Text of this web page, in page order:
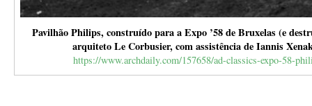
Pavilhão Philips, construído para a Expo ’58 de Bruxelas (e
arquiteto Le Corbusier, com assistência de Iannis
https://www.archdaily.com/157658/ad-classics-expo-58-